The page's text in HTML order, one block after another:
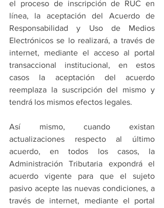
el proceso de inscripción de RUC en
línea, la aceptación del Acuerdo de
Responsabilidad y Uso de Medios
Electrónicos se lo realizará, a través de
internet, mediante el acceso al portal
transaccional institucional, en estos
casos la aceptación del acuerdo
reemplaza la suscripción del mismo y
tendrá los mismos efectos legales.
Así mismo, cuando existan
actualizaciones respecto al último
acuerdo, en todos los casos, la
Administración Tributaria expondrá el
acuerdo vigente para que el sujeto
pasivo acepte las nuevas condiciones, a
través de internet, mediante el portal